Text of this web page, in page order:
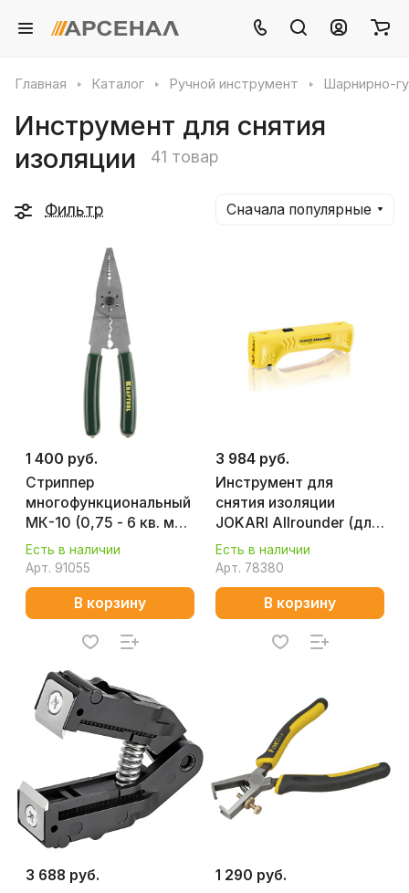
Главная Каталог Ручной инструмент Шарнирно-
Инструмент для снятия
изоляции
41 товар
Фильтр Сначала популярные
1 400 руб.
Стриппер
многофункциональный
МК-10 (0,75 - 6 кв. мм)
KRAFTOOL 22664
Есть в наличии
Арт. 91055
В корзину
3 984 руб.
Инструмент для
снятия изоляции
JOKARI Allrounder (для
плоских и круглых
кабелей) 30900
Есть в наличии
Арт. 78380
В корзину
3 688 руб.
1 290 руб.